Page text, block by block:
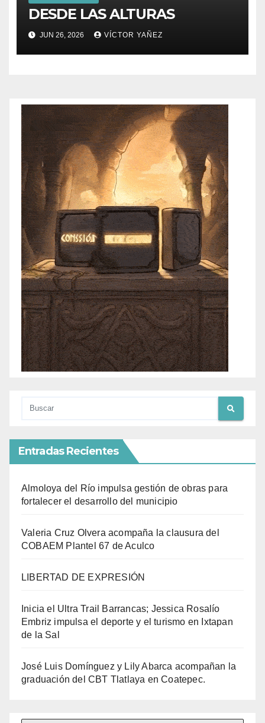
DESDE LAS ALTURAS
JUN 26, 2026 VÍCTOR YAÑEZ
Entradas Recientes
Almoloya del Río impulsa gestión de obras para
fortalecer el desarrollo del municipio
Valeria Cruz Olvera acompaña la clausura del
COBAEM Plantel 67 de Aculco
LIBERTAD DE EXPRESIÓN
Inicia el Ultra Trail Barrancas; Jessica Rosalío
Embriz impulsa el deporte y el turismo en Ixtapan
de la Sal
José Luis Domínguez y Lily Abarca acompañan la
graduación del CBT Tlatlaya en Coatepec.